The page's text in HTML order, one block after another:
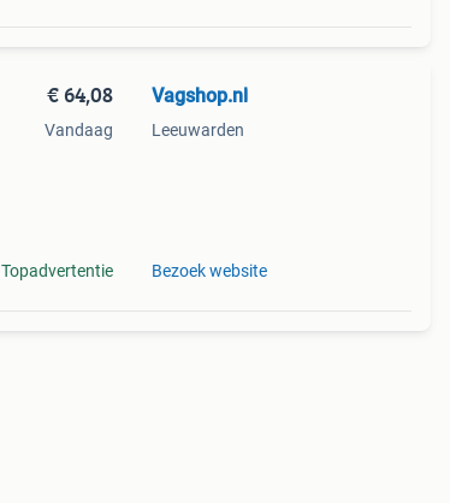
€ 64,08
Vandaag
Topadvertentie
Vagshop.nl
Leeuwarden
Bezoek website